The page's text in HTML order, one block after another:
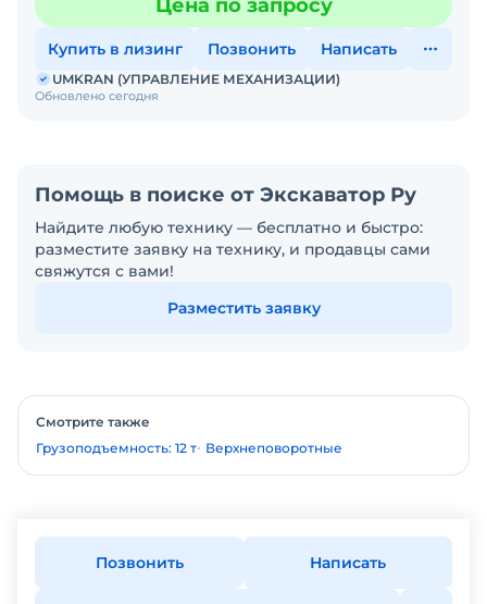
ЕДИНСТВЕННЫЙ ЭКСЦена по запросу
Купить в лизинг Позвонить Написать
Обновлено сегодня
UMKRAN (УПРАВЛЕНИЕ МЕХАНИЗАЦИИ)
Помощь в поиске от Экскаватор Ру
Найдите любую технику — бесплатно и быстро:
разместите заявку на технику, и продавцы сами
свяжутся с вами!
Разместить заявку
Смотрите также
Грузоподъемность: 12 т Верхнеповоротные
Позвонить Написать